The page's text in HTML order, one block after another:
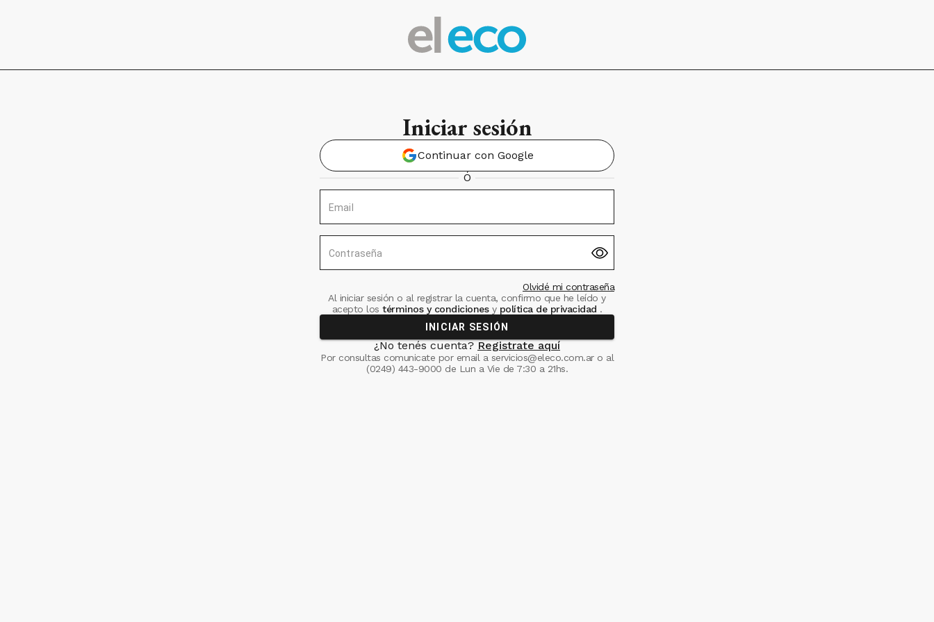
Iniciar sesión
Continuar con Google
Ó
Email
Contraseña
Olvidé mi contraseña
Al iniciar sesión o al registrar la cuenta, confirmo que he leído y
acepto los términos y condiciones ypolítica de privacidad .
INICIAR SESIÓN
¿No tenés cuenta? Registrate aquí
Por consultas comunicate por email a servicios@eleco.com.aro al
(0249) 443-9000 de Lun a Vie de 7:30 a 21hs.